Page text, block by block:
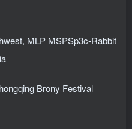
MLP MSPSp3c-Rabbit
Brony Festival